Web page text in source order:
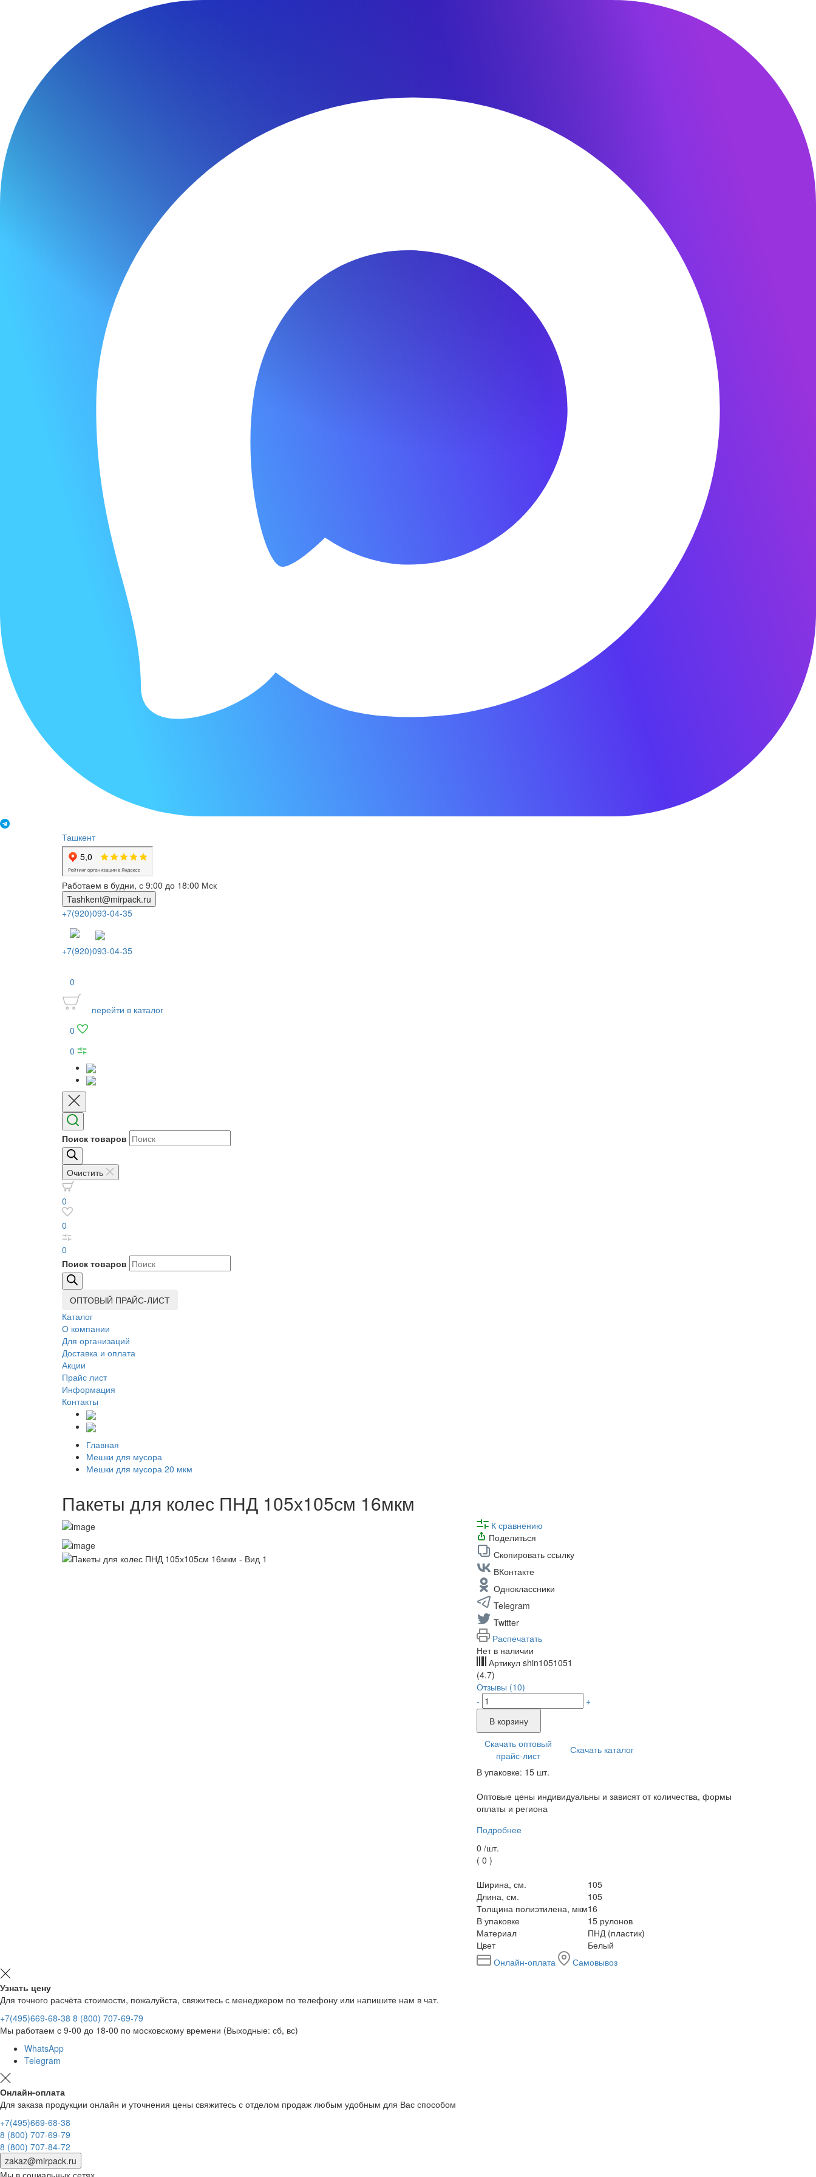
Ташкент
Работаем в будни, с 9:00 до 18:00 Мск
Tashkent@mirpack.ru
+7(920)093-04-35
+7(920)093-04-35
0
перейти в каталог
0
0
Поиск товаров
Очистить
0
0
0
Поиск товаров
ОПТОВЫЙ ПРАЙС-ЛИСТ
Каталог
О компании
Для организаций
Доставка и оплата
Акции
Прайс лист
Информация
Контакты
Главная
Мешки для мусора
Мешки для мусора 20 мкм
Пакеты для колес ПНД 105х105см 16мкм
К сравнению
Поделиться
Скопировать ссылку
ВКонтакте
Одноклассники
Telegram
Twitter
Распечатать
Нет в наличии
Артикул shin1051051
(4.7)
Отзывы (10)
-
+
В корзину
Скачать оптовый
прайс-лист
Скачать каталог
В упаковке: 15 шт.
Оптовые цены индивидуальны и зависят от количества, формы
оплаты и региона
Подробнее
0 /шт.
( 0 )
Ширина, см.
105
Длина, см.
105
Толщина полиэтилена, мкм16
В упаковке
15 рулонов
Материал
ПНД (пластик)
Цвет
Белый
Онлайн-оплата
Самовывоз
Узнать цену
Для точного расчёта стоимости, пожалуйста, свяжитесь с менеджером по телефону или напишите нам в чат.
+7(495)669-68-38 8 (800) 707-69-79
Мы работаем с 9-00 до 18-00 по московскому времени (Выходные: сб, вс)
WhatsApp
Telegram
Онлайн-оплата
Для заказа продукции онлайн и уточнения цены свяжитесь с отделом продаж любым удобным для Вас способом
+7(495)669-68-38
8 (800) 707-69-79
8 (800) 707-84-72
zakaz@mirpack.ru
Мы в социальных сетях